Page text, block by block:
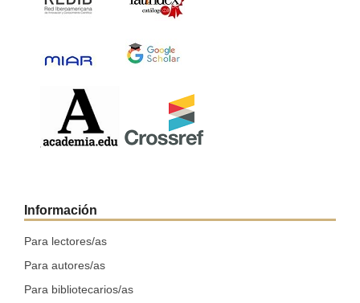
Información
Para lectores/as
Para autores/as
Para bibliotecarios/as